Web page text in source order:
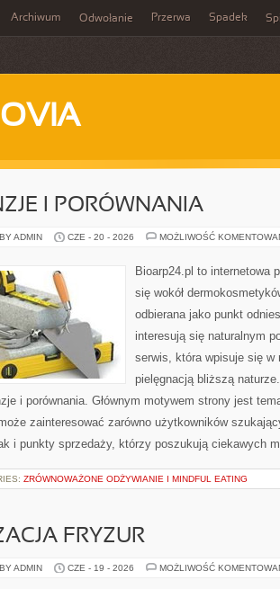
Archiwum Odwołanie Przerwa Spadek
I PORÓWNANIA
ADMIN CZE - 20 - 2026 MOŻLIWOŚĆ
Bioarp24.pl to internetowa
się wokół
odbierana jako punkt
interesują się naturalnym
serwis, która wpisuje się w
pielęgnacją bliższą
i porównania. Głównym motywem strony jest
zainteresować zarówno użytkowników
i punkty sprzedaży, którzy poszukują ciekawych
ZRÓWNOWAŻONE ODŻYWIANIE I MINDFUL EATING
FRYZUR
ADMIN CZE - 19 - 2026 MOŻLIWOŚĆ